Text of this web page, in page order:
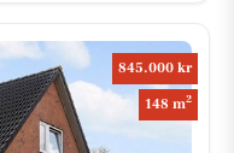
845.000 kr
148 m2